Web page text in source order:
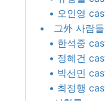
• 오인영
• 그外 사람
• 한석중
• 정혜건
• 박선민
• 최정행